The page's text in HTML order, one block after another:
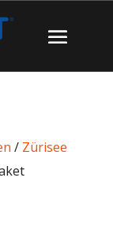
/ Zürisee